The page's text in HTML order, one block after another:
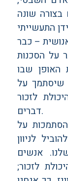
שונה
– כבר
על הסכנות
האופן שבו
שיסתמך על
לזכור
דברים.
על
לניוון
אנשים
לזכור;